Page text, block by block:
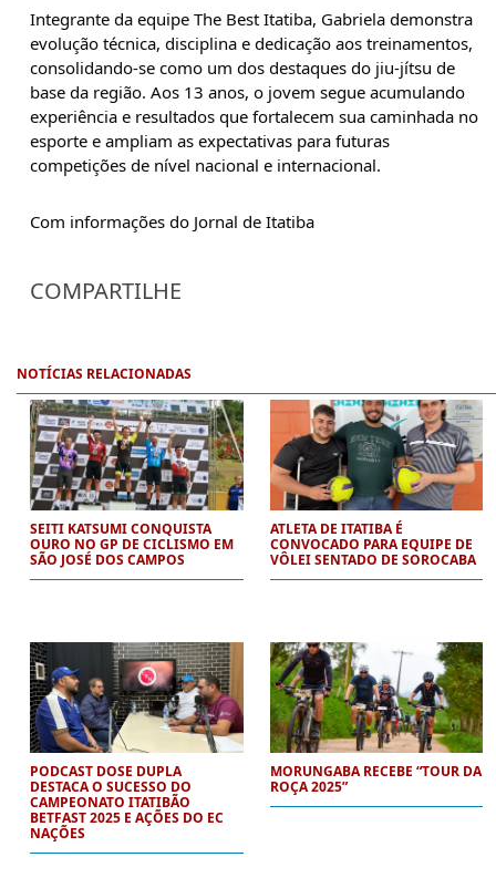
Integrante da equipe The Best Itatiba, Gabriela demonstra
evolução técnica, disciplina e dedicação aos treinamentos,
consolidando-se como um dos destaques do jiu-jítsu de
base da região. Aos 13 anos, o jovem segue acumulando
experiência e resultados que fortalecem sua caminhada no
esporte e ampliam as expectativas para futuras
competições de nível nacional e internacional.
Com informações do Jornal de Itatiba
COMPARTILHE
NOTÍCIAS RELACIONADAS
SEITI KATSUMI CONQUISTA
OURO NO GP DE CICLISMO EM
SÃO JOSÉ DOS CAMPOS
ATLETA DE ITATIBA É
CONVOCADO PARA EQUIPE DE
VÔLEI SENTADO DE SOROCABA
PODCAST DOSE DUPLA
DESTACA O SUCESSO DO
CAMPEONATO ITATIBÃO
BETFAST 2025 E AÇÕES DO EC
NAÇÕES
MORUNGABA RECEBE “TOUR DA
ROÇA 2025”